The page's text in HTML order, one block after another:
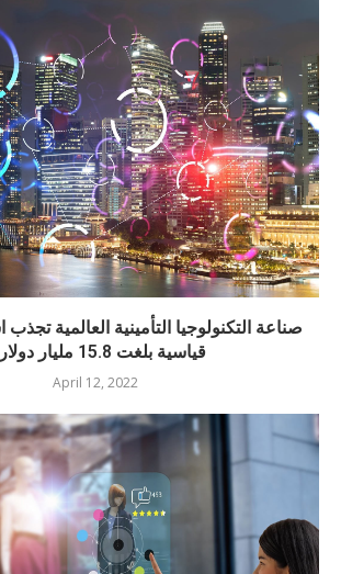
صناعة التكنولوجيا التأمينية العالمية
قياسية بلغت 15.8 مليار دولار...
April 12, 2022